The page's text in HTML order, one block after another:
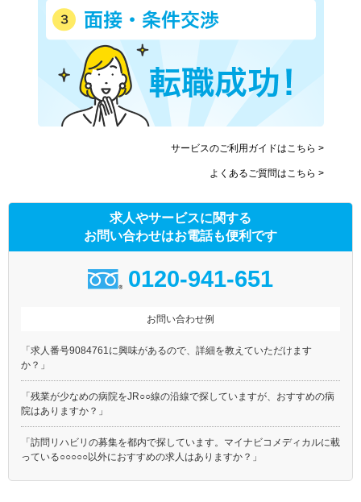
サービスのご利用ガイドはこちら >
よくあるご質問はこちら >
求人やサービスに関する
お問い合わせはお電話も便利です
0120-941-651
お問い合わせ例
「求人番号9084761に興味があるので、詳細を教えていただけます
か？」
「残業が少なめの病院をJR○○線の沿線で探していますが、おすすめの病
院はありますか？」
「訪問リハビリの募集を都内で探しています。マイナビコメディカルに載
っている○○○○○以外におすすめの求人はありますか？」